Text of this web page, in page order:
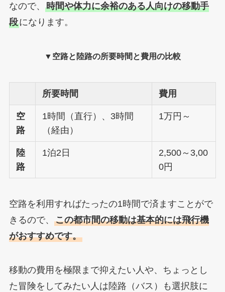
なので、 時間や体力に余裕のある人向けの移動手
段になります。
▼空路と陸路の所要時間と費用の比較
所要時間 費用
空
路
1時間（直行）、3時間
（経由）
1万円～
陸
路
1泊2日
2,500～3,00
0円
空路を利用すればたったの1時間で済ますことがで
きるので、 この都市間の移動は基本的には飛行機
がおすすめです。
移動の費用を極限まで抑えたい人や、ちょっとし
た冒険をしてみたい人は陸路（バス）も選択肢に